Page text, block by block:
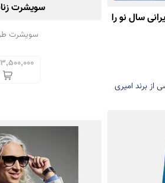
سال نو را
از برند امیری
سویشرت
سویشرت
13,500,000